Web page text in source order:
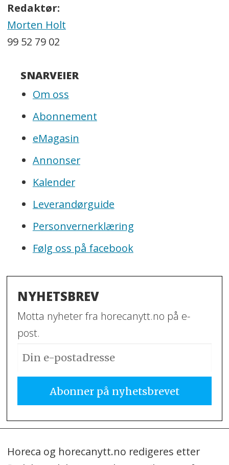
Redaktør:
Morten Holt
99 52 79 02
SNARVEIER
Om oss
Abonnement
eMagasin
Annonser
Kalender
Leverandørguide
Personvernerklæring
Følg oss på facebook
NYHETSBREV
Motta nyheter fra horecanytt.no på e-
post.
Horeca og horecanytt.no redigeres etter